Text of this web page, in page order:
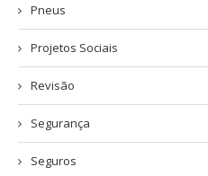
Pneus
Projetos Sociais
Revisão
Segurança
Seguros